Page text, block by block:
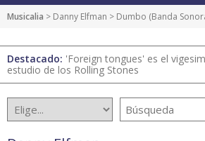
Musicalia > Danny Elfman > Dumbo (Banda
Destacado: 'Foreign tongues' es el
estudio de los Rolling Stones